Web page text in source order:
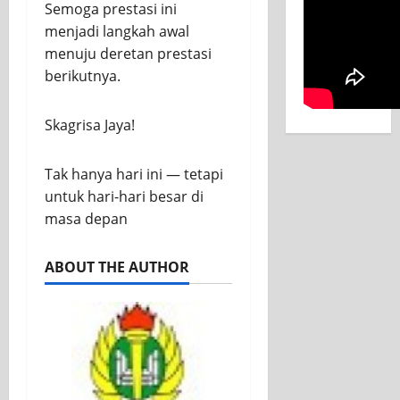
Semoga prestasi ini
menjadi langkah awal
menuju deretan prestasi
berikutnya.
Skagrisa Jaya!
Tak hanya hari ini — tetapi
untuk hari-hari besar di
masa depan
ABOUT THE AUTHOR